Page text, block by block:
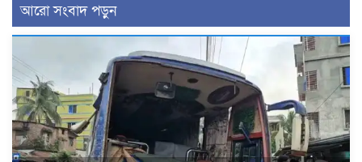
আরো সংবাদ পড়ুন